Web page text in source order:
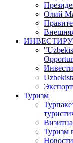
Олий
Туризм
Туризм
Новости